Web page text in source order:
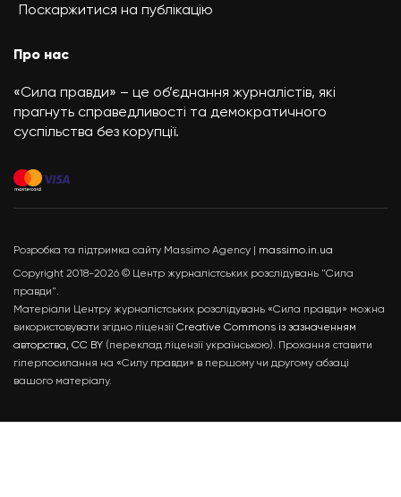
Поскаржитися на публікацію
Про нас
«Сила правди» – це об’єднання журналістів, які
прагнуть справедливості та демократичного
суспільства без корупції.
Розробка та підтримка сайту Massimo Agency | massimo.in.ua
Copyright 2018-2026 © Центр журналістських розслідувань "Сила
правди".
Матеріали Центру журналістських розслідувань «Сила правди» можна
використовувати згідно ліцензії Creative Commons із зазначенням
авторства, CC BY (переклад ліцензії українською). Прохання ставити
гіперпосилання на «Силу правди» в першому чи другому абзаці
вашого матеріалу.